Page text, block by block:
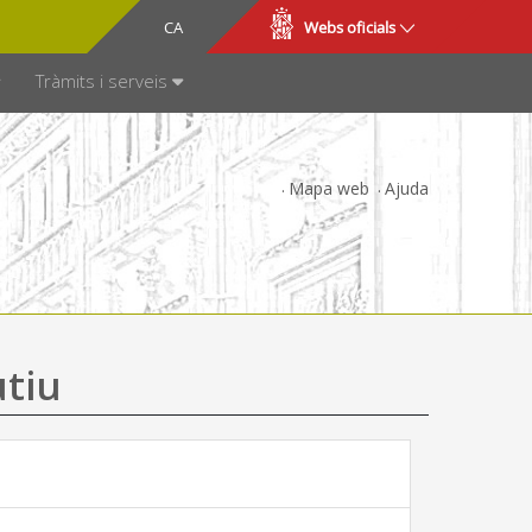
CA
ES Webs oficials
Tràmits i serveis
Mapa web Ajuda